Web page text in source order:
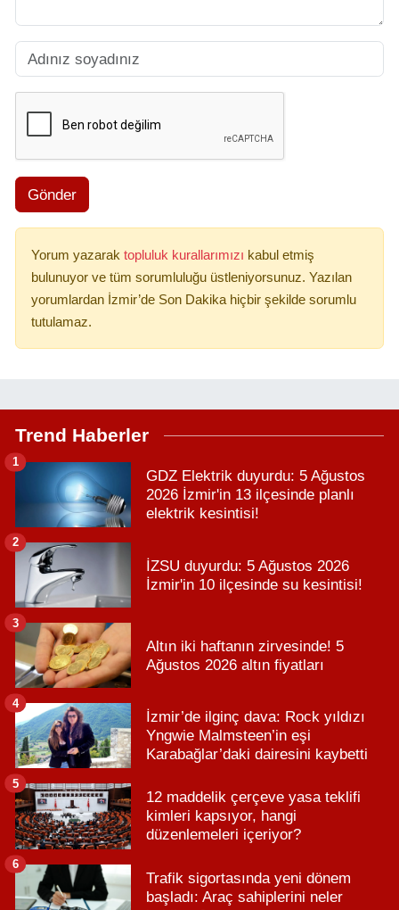
Gönder
Yorum yazarak topluluk kurallarımızı kabul etmiş
bulunuyor ve tüm sorumluluğu üstleniyorsunuz. Yazılan
yorumlardan İzmir’de Son Dakika hiçbir şekilde sorumlu
tutulamaz.
Trend Haberler
GDZ Elektrik duyurdu: 5 Ağustos
2026 İzmir'in 13 ilçesinde planlı
elektrik kesintisi!
1
İZSU duyurdu: 5 Ağustos 2026
İzmir'in 10 ilçesinde su kesintisi!
2
Altın iki haftanın zirvesinde! 5
Ağustos 2026 altın fiyatları
3
İzmir’de ilginç dava: Rock yıldızı
Yngwie Malmsteen’in eşi
Karabağlar’daki dairesini kaybetti
4
12 maddelik çerçeve yasa teklifi
kimleri kapsıyor, hangi
düzenlemeleri içeriyor?
5
Trafik sigortasında yeni dönem
başladı: Araç sahiplerini neler
6